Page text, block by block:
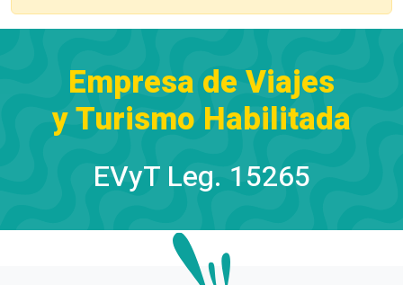
Empresa de Viajes
y Turismo Habilitada
EVyT Leg. 15265